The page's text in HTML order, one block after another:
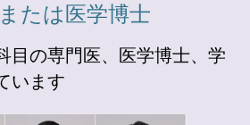
たは医学博士
目の専門医、医学博士、学
います